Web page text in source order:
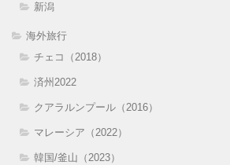
新潟
海外旅行
チェコ（2018）
済州2022
クアラルンプール（2016）
マレーシア（2022）
韓国/釜山（2023）